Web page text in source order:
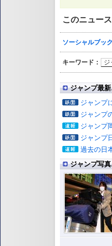
このニュー
ソーシャルブッ
キーワード： ジ
ジャンプ最
ジャンプ
ジャンプ
ジャンプ
ジャンプ
過去の日
ジャンプ写